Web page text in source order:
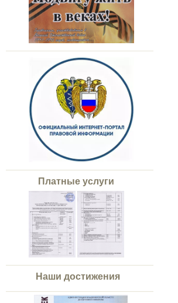
Платные услуги
Наши достижения